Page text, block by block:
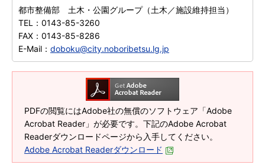
都市整備部 土木・公園グループ（土木／施設維持担当）
TEL： 0143-85-3260
FAX： 0143-85-8286
E-Mail： doboku@city.noboribetsu.lg.jp
PDFの閲覧にはAdobe社の無償のソフトウェア「Adobe
Acrobat Reader」が必要です。下記のAdobe Acrobat
Readerダウンロードページから入手してください。
Adobe Acrobat Readerダウンロード